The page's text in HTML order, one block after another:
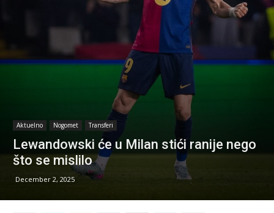
Aktuelno Nogomet Transferi
Lewandowski će u Milan stići ranije nego
što se mislilo
December 2, 2025